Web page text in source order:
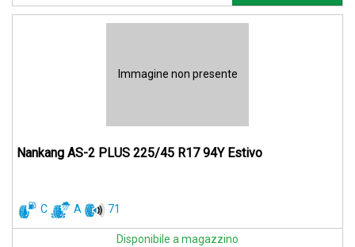
Immagine non presente
Nankang AS-2 PLUS 225/45 R17 94Y Estivo
C A 71
Disponibile a magazzino